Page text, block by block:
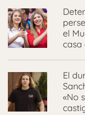
el
casa
El
«No